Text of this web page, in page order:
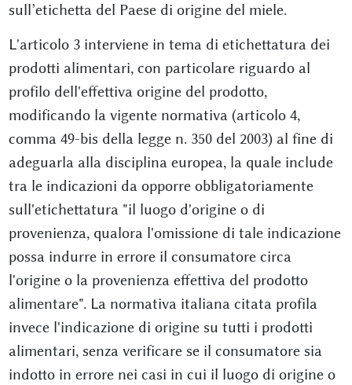
sull’etichetta del Paese di origine del miele.
L'articolo 3 interviene in tema di etichettatura dei
prodotti alimentari, con particolare riguardo al
profilo dell'effettiva origine del prodotto,
modificando la vigente normativa (articolo 4,
comma 49-bis della legge n. 350 del 2003) al fine di
adeguarla alla disciplina europea, la quale include
tra le indicazioni da opporre obbligatoriamente
sull'etichettatura "il luogo d'origine o di
provenienza, qualora l'omissione di tale indicazione
possa indurre in errore il consumatore circa
l'origine o la provenienza effettiva del prodotto
alimentare". La normativa italiana citata profila
invece l'indicazione di origine su tutti i prodotti
alimentari, senza verificare se il consumatore sia
indotto in errore nei casi in cui il luogo di origine o